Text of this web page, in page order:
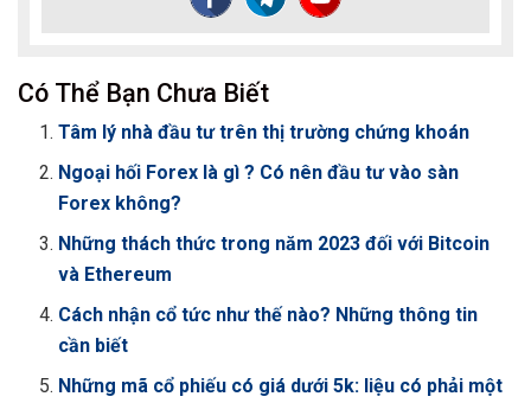
Có Thể Bạn Chưa Biết
Tâm lý nhà đầu tư trên thị trường chứng khoán
Ngoại hối Forex là gì ? Có nên đầu tư vào sàn
Forex không?
Những thách thức trong năm 2023 đối với Bitcoin
và Ethereum
Cách nhận cổ tức như thế nào? Những thông tin
cần biết
Những mã cổ phiếu có giá dưới 5k: liệu có phải một